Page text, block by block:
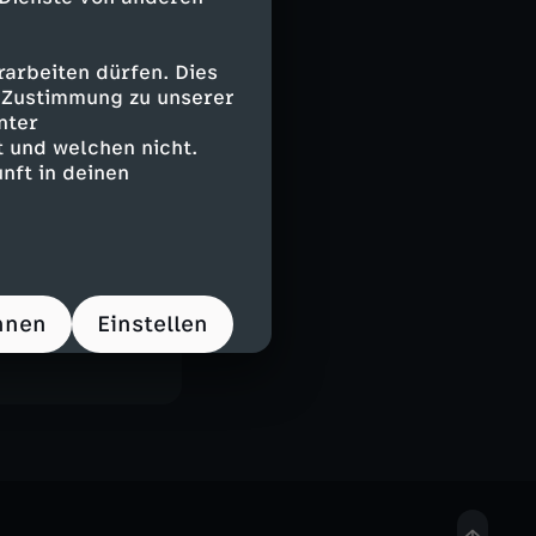
dürfen. Dies
zu unserer
und welchen nicht.
in deinen
Einstellen